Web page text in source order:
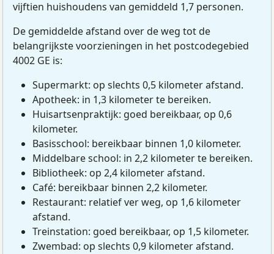
vijftien huishoudens van gemiddeld 1,7 personen.
De gemiddelde afstand over de weg tot de
belangrijkste voorzieningen in het postcodegebied
4002 GE is:
Supermarkt: op slechts 0,5 kilometer afstand.
Apotheek: in 1,3 kilometer te bereiken.
Huisartsenpraktijk: goed bereikbaar, op 0,6
kilometer.
Basisschool: bereikbaar binnen 1,0 kilometer.
Middelbare school: in 2,2 kilometer te bereiken.
Bibliotheek: op 2,4 kilometer afstand.
Café: bereikbaar binnen 2,2 kilometer.
Restaurant: relatief ver weg, op 1,6 kilometer
afstand.
Treinstation: goed bereikbaar, op 1,5 kilometer.
Zwembad: op slechts 0,9 kilometer afstand.